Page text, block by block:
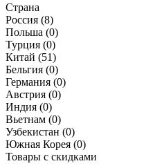
Страна
Россия (8)
Польша (0)
Турция (0)
Китай (51)
Бельгия (0)
Германия (0)
Австрия (0)
Индия (0)
Вьетнам (0)
Узбекистан (0)
Южная Корея (0)
Товары с скидками